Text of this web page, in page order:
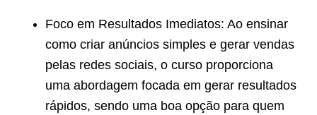
Foco em Resultados Imediatos: Ao ensinar
como criar anúncios simples e gerar vendas
pelas redes sociais, o curso proporciona
uma abordagem focada em gerar resultados
rápidos, sendo uma boa opção para quem